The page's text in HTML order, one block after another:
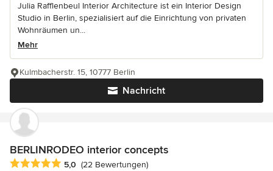
Julia Rafflenbeul Interior Architecture ist ein Interior Design
Studio in Berlin, spezialisiert auf die Einrichtung von privaten
Wohnräumen un...
Mehr
Nachricht
Kulmbacherstr. 15, 10777 Berlin
BERLINRODEO interior concepts
Durchschnittliche Bewertung: 5 von 5 Sternen
5,0 (22 Bewertungen)